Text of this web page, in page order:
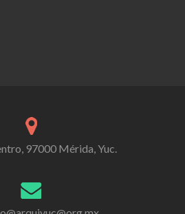
97000 Mérida, Yuc.